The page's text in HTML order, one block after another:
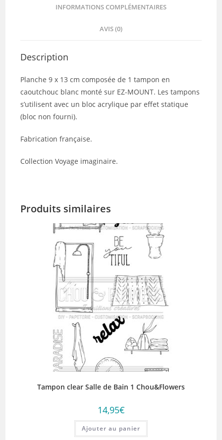
INFORMATIONS COMPLÉMENTAIRES
AVIS (0)
Description
Planche 9 x 13 cm composée de 1 tampon en
caoutchouc blanc monté sur EZ-MOUNT. Les tampons
s’utilisent avec un bloc acrylique par effet statique
(bloc non fourni).
Fabrication française.
Collection Voyage imaginaire.
Produits similaires
Tampon clear Salle de Bain 1 Chou&Flowers
14,95€
Ajouter au panier